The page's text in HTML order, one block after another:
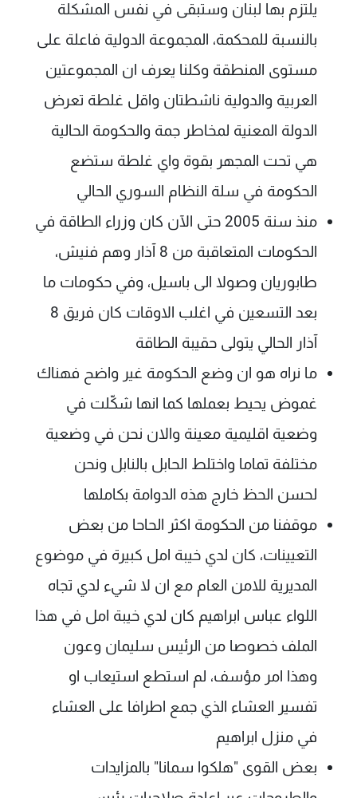
يلتزم بها لبنان وستبقى في نفس المشكلة
بالنسبة للمحكمة، المجموعة الدولية فاعلة على
مستوى المنطقة وكلنا يعرف ان المجموعتين
العربية والدولية ناشطتان واقل غلطة تعرض
الدولة المعنية لمخاطر جمة والحكومة الحالية
هي تحت المجهر بقوة واي غلطة ستضع
الحكومة في سلة النظام السوري الحالي
منذ سنة 2005 حتى الآن كان وزراء الطاقة في
الحكومات المتعاقبة من 8 آذار وهم فنيش،
طابوريان وصولا الى باسيل، وفي حكومات ما
بعد التسعين في اغلب الاوقات كان فريق 8
آذار الحالي يتولى حقيبة الطاقة
ما نراه هو ان وضع الحكومة غير واضح فهناك
غموض يحيط بعملها كما انها شكّلت في
وضعية اقليمية معينة والان نحن في وضعية
مختلفة تماما واختلط الحابل بالنابل ونحن
لحسن الحظ خارج هذه الدوامة بكاملها
موقفنا من الحكومة اكثر الحاحا من بعض
التعيينات، كان لدي خيبة امل كبيرة في موضوع
المديرية للامن العام مع ان لا شيء لدي تجاه
اللواء عباس ابراهيم كان لدي خيبة امل في هذا
الملف خصوصا من الرئيس سليمان وعون
وهذا امر مؤسف، لم استطع استيعاب او
تفسير العشاء الذي جمع اطرافا على العشاء
في منزل ابراهيم
بعض القوى "هلكوا سمانا" بالمزايدات